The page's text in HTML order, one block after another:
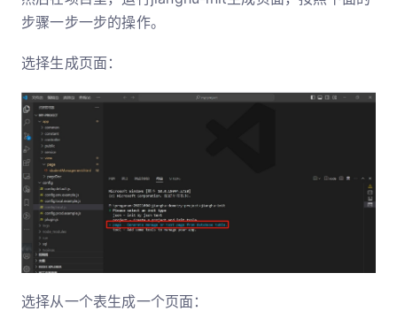
步骤一步一步的操作。
选择生成页面：
选择从一个表生成一个页面：